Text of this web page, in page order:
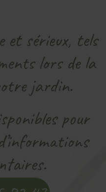
et sérieux, tels
lors de la
jardin.
pour